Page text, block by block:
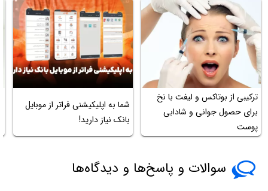
ترکیبی از بوتاکس و لیفت با نخ
برای حصول جوانی و شادابی
پوست
شما به اپلیکیشنی فراتر از موبایل
بانک نیاز دارید!
سوالات و پاسخ‌ها و دیدگاه‌ها